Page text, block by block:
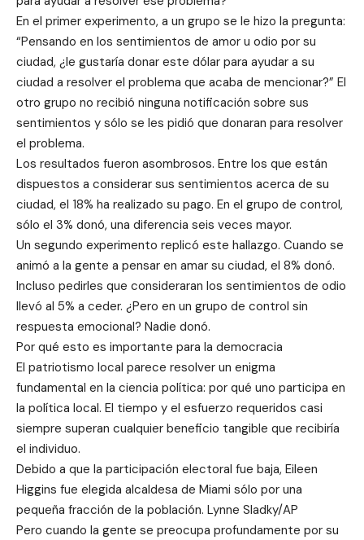
En el primer experimento, a un grupo se le hizo la pregunta:
“Pensando en los sentimientos de amor u odio por su
ciudad, ¿le gustaría donar este dólar para ayudar a su
ciudad a resolver el problema que acaba de mencionar?” El
otro grupo no recibió ninguna notificación sobre sus
sentimientos y sólo se les pidió que donaran para resolver
el problema.
Los resultados fueron asombrosos. Entre los que están
dispuestos a considerar sus sentimientos acerca de su
ciudad, el 18% ha realizado su pago. En el grupo de control,
sólo el 3% donó, una diferencia seis veces mayor.
Un segundo experimento replicó este hallazgo. Cuando se
animó a la gente a pensar en amar su ciudad, el 8% donó.
Incluso pedirles que consideraran los sentimientos de odio
llevó al 5% a ceder. ¿Pero en un grupo de control sin
respuesta emocional? Nadie donó.
Por qué esto es importante para la democracia
El patriotismo local parece resolver un enigma
fundamental en la ciencia política: por qué uno participa en
la política local. El tiempo y el esfuerzo requeridos casi
siempre superan cualquier beneficio tangible que recibiría
el individuo.
Debido a que la participación electoral fue baja, Eileen
Higgins fue elegida alcaldesa de Miami sólo por una
pequeña fracción de la población. Lynne Sladky/AP
Pero cuando la gente se preocupa profundamente por su